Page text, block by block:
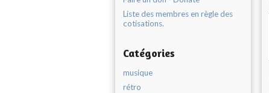
Liste des membres en règle des
cotisations.
Catégories
musique
rétro